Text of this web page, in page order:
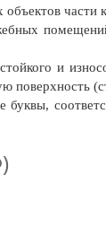
части
и